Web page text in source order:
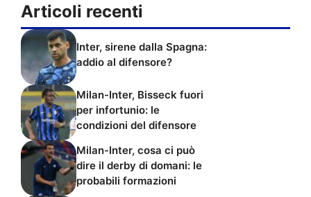
Articoli recenti
Inter, sirene dalla Spagna:
addio al difensore?
Milan-Inter, Bisseck fuori
per infortunio: le
condizioni del difensore
Milan-Inter, cosa ci può
dire il derby di domani: le
probabili formazioni